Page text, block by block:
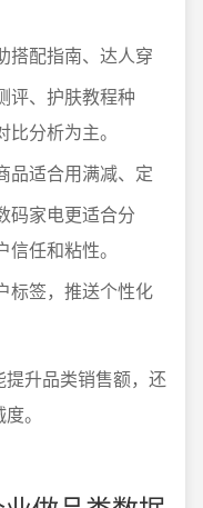
搭配指南、达人穿
评、护肤教程种
分析为主。
品适合用满减、定
码家电更适合分
任和粘性。
标签，推送个性化
升品类销售额，还
。